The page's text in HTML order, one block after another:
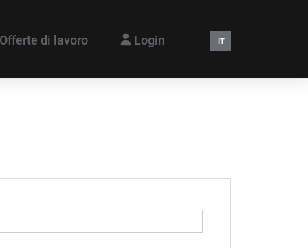
Offerte di lavoro Login IT